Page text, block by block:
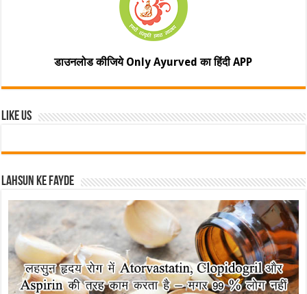
डाउनलोड कीजिये Only Ayurved का हिंदी APP
Like Us
Lahsun ke fayde